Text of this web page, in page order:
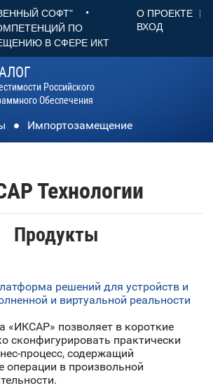
СОФТ" •
ПО
В СФЕРЕ ИКТ
О ПРОЕКТЕ
ВХОД
Российского
Обеспечения
Импортозамещение
Технологии
Продукты
решений для устройств и
и виртуальной реальности
«ИКСАР» позволяет в короткие
сконфигурировать практически
процесс, содержащий
операции в произвольной